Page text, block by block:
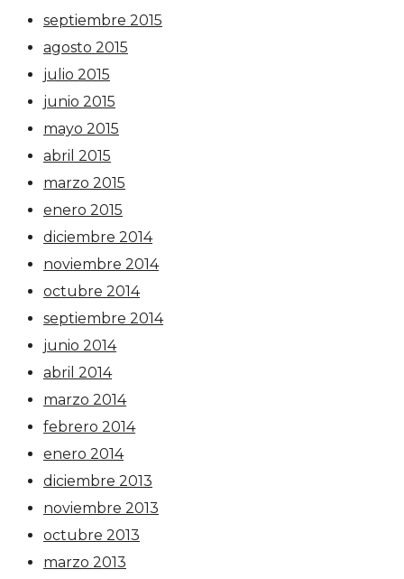
septiembre 2015
agosto 2015
julio 2015
junio 2015
mayo 2015
abril 2015
marzo 2015
enero 2015
diciembre 2014
noviembre 2014
octubre 2014
septiembre 2014
junio 2014
abril 2014
marzo 2014
febrero 2014
enero 2014
diciembre 2013
noviembre 2013
octubre 2013
marzo 2013